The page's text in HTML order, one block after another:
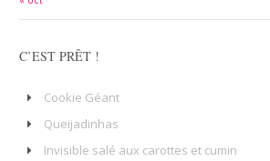
C’EST PRÊT !
Cookie Géant
Queijadinhas
Invisible salé aux carottes et cumin